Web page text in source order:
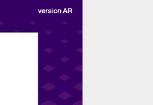
version AR